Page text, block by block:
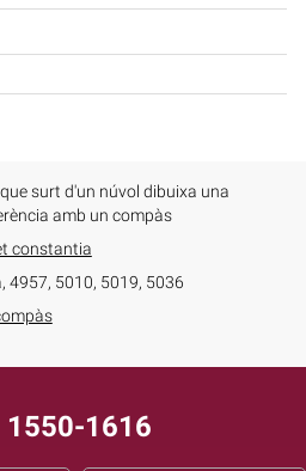
surt d'un núvol dibuixa una
amb un compàs
constantia
4957, 5010, 5019, 5036
1550-1616